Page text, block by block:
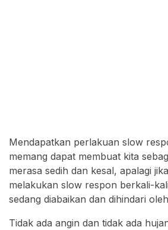
Mendapatkan perlakuan slow
memang dapat membuat kita
merasa sedih dan kesal, apalagi
melakukan slow respon berkali-
sedang diabaikan dan dihindari
Tidak ada angin dan tidak ada